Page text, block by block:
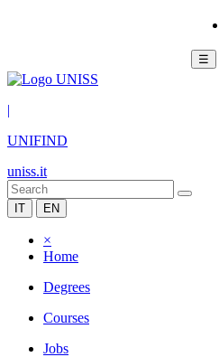
☰
|
UNIFIND
uniss.it
IT EN
×
Home
Degrees
Courses
Jobs